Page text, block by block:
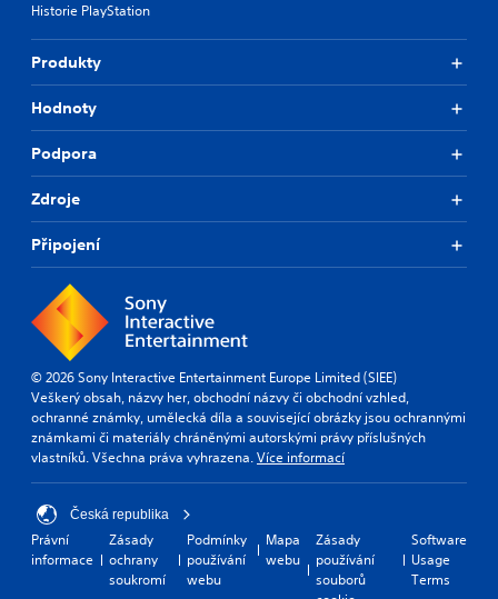
Historie PlayStation
Produkty
Hodnoty
Podpora
Zdroje
Připojení
© 2026 Sony Interactive Entertainment Europe Limited (SIEE)
Veškerý obsah, názvy her, obchodní názvy či obchodní vzhled,
ochranné známky, umělecká díla a související obrázky jsou ochrannými
známkami či materiály chráněnými autorskými právy příslušných
vlastníků. Všechna práva vyhrazena.Více informací
Česká republika
Právní
informace
Zásady
ochrany
soukromí
Podmínky
používání
webu
Mapa
webu
Zásady
používání
souborů
Software
Usage
Terms